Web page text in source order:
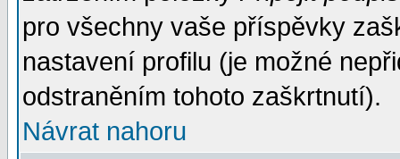
pro všechny vaše příspěvky
nastavení profilu (je možné
odstraněním tohoto zaškrtnutí).
Návrat nahoru